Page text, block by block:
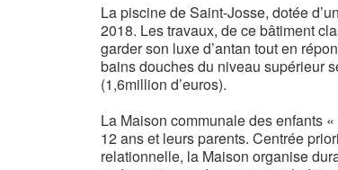
La piscine de Saint-Josse, dotée
2018. Les travaux, de ce bâtiment
garder son luxe d’antan tout en
bains douches du niveau supérieur
(1,6million d’euros).
La Maison communale des enfants
12 ans et leurs parents. Centrée
relationnelle, la Maison organise